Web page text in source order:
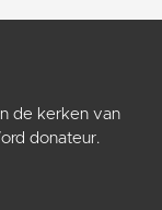
de kerken van
donateur.